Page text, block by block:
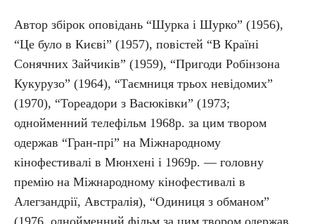
Автор збірок оповідань “Шурка і Шурко” (1956),
“Це було в Києві” (1957), повістей “В Країні
Сонячних Зайчиків” (1959), “Пригоди Робінзона
Кукурузо” (1964), “Таємниця трьох невідомих”
(1970), “Тореадори з Васюківки” (1973;
однойменний телефільм 1968р. за цим твором
одержав “Гран-прі” на Міжнародному
кінофестивалі в Мюнхені і 1969р. — головну
премію на Міжнародному кінофестивалі в
Алегзандрії, Австралія), “Одиниця з обманом”
(1976, однойменний фільм за цим твором одержав